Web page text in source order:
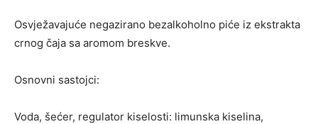
Osvježavajuće negazirano bezalkoholno piće iz ekstrakta
crnog čaja sa aromom breskve.
Osnovni sastojci:
Voda, šećer, regulator kiselosti: limunska kiselina,